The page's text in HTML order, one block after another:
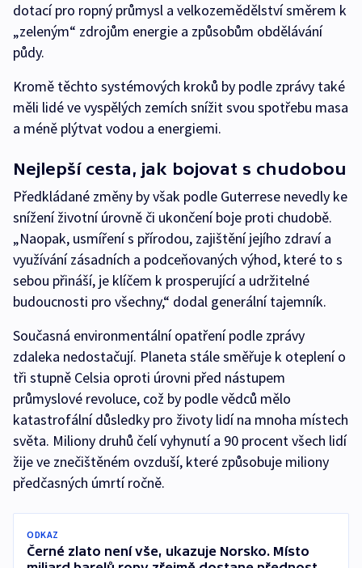
dotací pro ropný průmysl a velkozemědělství směrem k
„zeleným“ zdrojům energie a způsobům obdělávání
půdy.
Kromě těchto systémových kroků by podle zprávy také
měli lidé ve vyspělých zemích snížit svou spotřebu masa
a méně plýtvat vodou a energiemi.
Nejlepší cesta, jak bojovat s chudobou
Předkládané změny by však podle Guterrese nevedly ke
snížení životní úrovně či ukončení boje proti chudobě.
„Naopak, usmíření s přírodou, zajištění jejího zdraví a
využívání zásadních a podceňovaných výhod, které to s
sebou přináší, je klíčem k prosperující a udržitelné
budoucnosti pro všechny,“ dodal generální tajemník.
Současná environmentální opatření podle zprávy
zdaleka nedostačují. Planeta stále směřuje k oteplení o
tři stupně Celsia oproti úrovni před nástupem
průmyslové revoluce, což by podle vědců mělo
katastrofální důsledky pro životy lidí na mnoha místech
světa. Miliony druhů čelí vyhynutí a 90 procent všech lidí
žije ve znečištěném ovzduší, které způsobuje miliony
předčasných úmrtí ročně.
ODKAZ
Černé zlato není vše, ukazuje Norsko. Místo